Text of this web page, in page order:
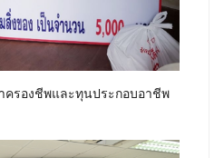
ครองชีพและทุนประกอบอาชีพ